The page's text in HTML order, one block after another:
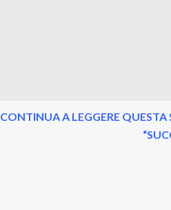
CONTINUA A LEGGERE